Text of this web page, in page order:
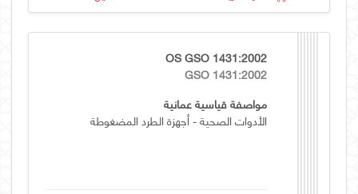
OS GSO 1431:2002
GSO 1431:2002
مواصفة قياسية عمانية
الأدوات الصحية - أجهزة الطرد المضغوطة